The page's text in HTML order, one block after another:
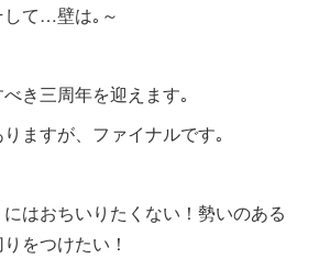
て…壁は｡～
き三周年を迎えます｡
ますが、ファイナルです｡
はおちいりたくない！勢いのある
をつけたい！